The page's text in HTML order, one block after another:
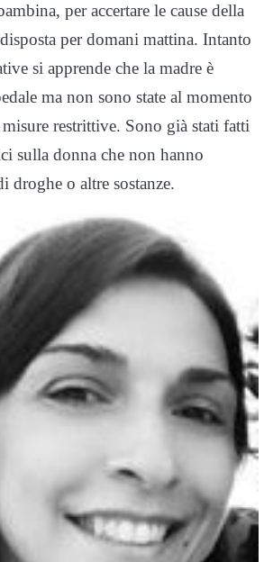
per accertare le cause della
per domani mattina. Intanto
si apprende che la madre è
ma non sono state al momento
restrittive. Sono già stati fatti
sulla donna che non hanno
droghe o altre sostanze.